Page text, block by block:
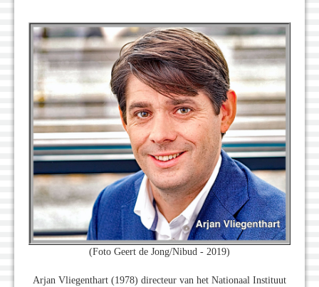
(Foto Geert de Jong/Nibud - 2019)
Arjan Vliegenthart (1978) directeur van het Nationaal Instituut